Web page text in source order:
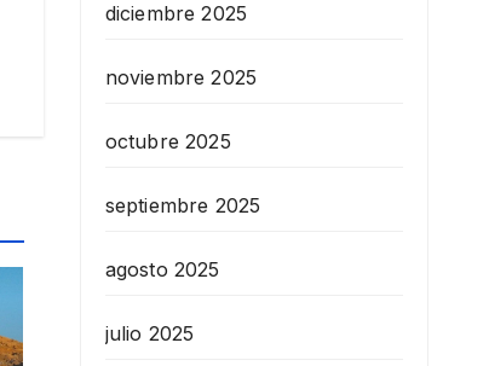
diciembre 2025
noviembre 2025
octubre 2025
septiembre 2025
agosto 2025
julio 2025